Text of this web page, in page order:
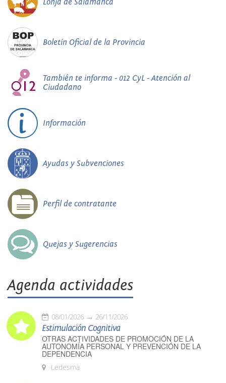
Boletín Oficial de la Provincia
También te informa - 012 CyL - Atención al
Ciudadano
Información
Ayudas y Subvenciones
Perfil de contratante
Quejas y Sugerencias
Agenda actividades
08/01/2026 26/11/2026
Estimulación Cognitiva
OTRAS ACTIVIDADES DE PROMOCIÓN DE LA
AUTONOMÍA PERSONAL Y PREVENCIÓN DE LA
DEPENDENCIA
Ledesma